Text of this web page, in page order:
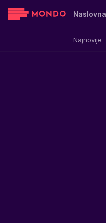
Naslovna
Najnovije
Sensa